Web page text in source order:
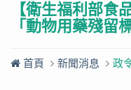
【衛生福利部食
「動物用藥殘留
首頁 新聞消息 政